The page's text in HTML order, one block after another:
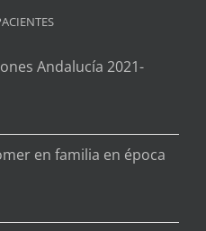
Andalucía 2021-
en familia en época